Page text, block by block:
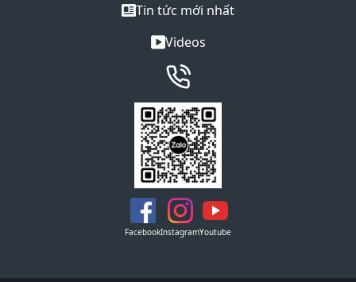
Tin tức mới nhất
Videos
FacebookInstagramYoutube